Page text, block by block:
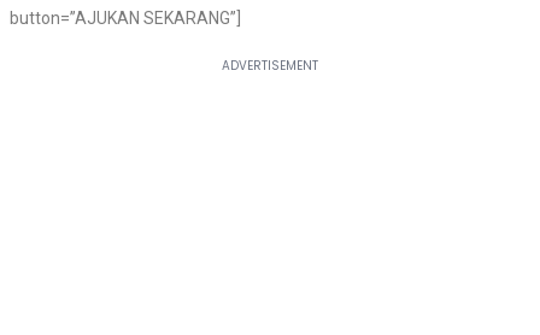
button=”AJUKAN SEKARANG”]